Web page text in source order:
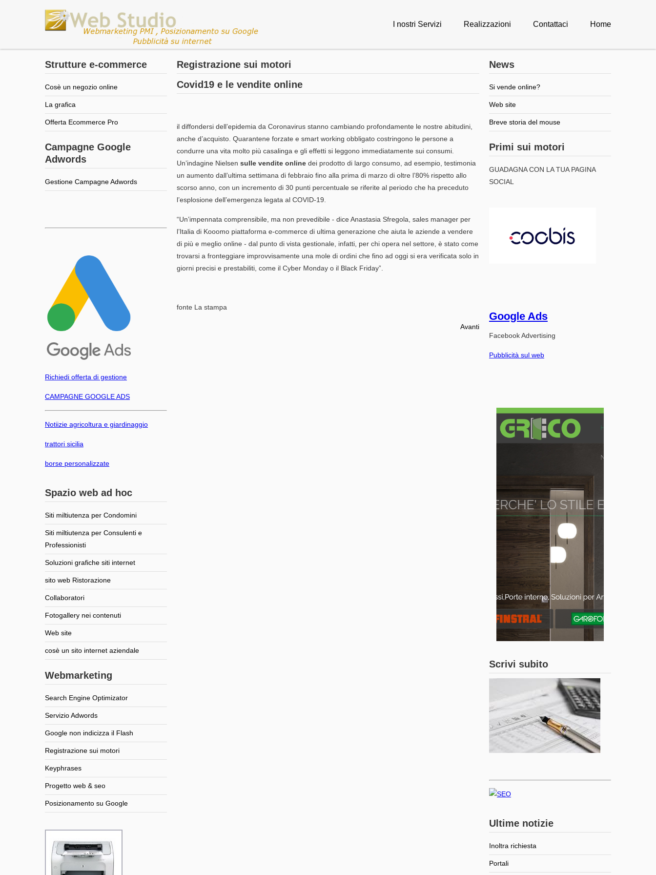
I nostri Servizi Realizzazioni Contattaci Home
Strutture e-commerce
Cosè un negozio online
La grafica
Offerta Ecommerce Pro
Campagne Google
Adwords
Gestione Campagne Adwords
Richiedi offerta di gestione
CAMPAGNE GOOGLE ADS
Notiizie agricoltura e giardinaggio
trattori sicilia
borse personalizzate
Spazio web ad hoc
Siti miltiutenza per Condomini
Siti miltiutenza per Consulenti e
Professionisti
Soluzioni grafiche siti internet
sito web Ristorazione
Collaboratori
Fotogallery nei contenuti
Web site
cosè un sito internet aziendale
Webmarketing
Search Engine Optimizator
Servizio Adwords
Google non indicizza il Flash
Registrazione sui motori
Keyphrases
Progetto web & seo
Posizionamento su Google
Registrazione sui motori
Covid19 e le vendite online
il diffondersi dell’epidemia da Coronavirus stanno cambiando profondamente le nostre abitudini,
anche d’acquisto. Quarantene forzate e smart working obbligato costringono le persone a
condurre una vita molto più casalinga e gli effetti si leggono immediatamente sui consumi.
Un’indagine Nielsen sulle vendite online dei prodotto di largo consumo, ad esempio, testimonia
un aumento dall’ultima settimana di febbraio fino alla prima di marzo di oltre l’80% rispetto allo
scorso anno, con un incremento di 30 punti percentuale se riferite al periodo che ha preceduto
l’esplosione dell’emergenza legata al COVID-19.
“Un’impennata comprensibile, ma non prevedibile - dice Anastasia Sfregola, sales manager per
l’Italia di Kooomo piattaforma e-commerce di ultima generazione che aiuta le aziende a vendere
di più e meglio online - dal punto di vista gestionale, infatti, per chi opera nel settore, è stato come
trovarsi a fronteggiare improvvisamente una mole di ordini che fino ad oggi si era verificata solo in
giorni precisi e prestabiliti, come il Cyber Monday o il Black Friday”.
fonte La stampa
Avanti
News
Si vende online?
Web site
Breve storia del mouse
Primi sui motori
GUADAGNA CON LA TUA PAGINA
SOCIAL
Google Ads
Facebook Advertising
Pubblicità sul web
Scrivi subito
Ultime notizie
Inoltra richiesta
Portali